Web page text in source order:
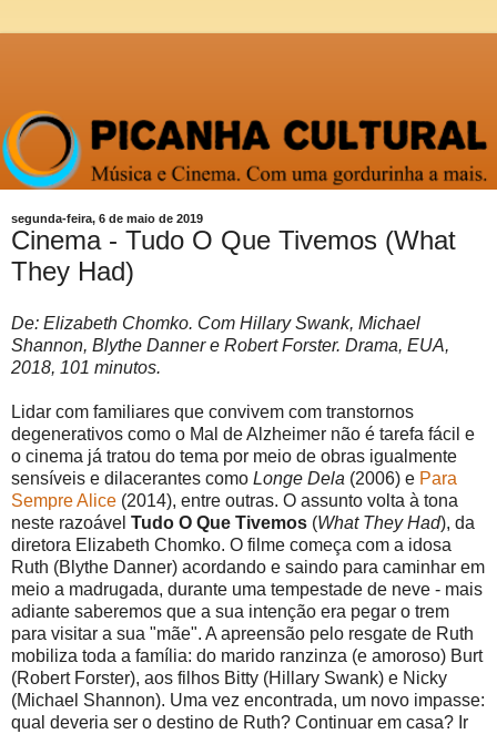
segunda-feira, 6 de maio de 2019
Cinema - Tudo O Que Tivemos (What
They Had)
De: Elizabeth Chomko. Com Hillary Swank, Michael
Shannon, Blythe Danner e Robert Forster. Drama, EUA,
2018, 101 minutos.
Lidar com familiares que convivem com transtornos
degenerativos como o Mal de Alzheimer não é tarefa fácil e
o cinema já tratou do tema por meio de obras igualmente
sensíveis e dilacerantes como Longe Dela (2006) e Para
Sempre Alice (2014), entre outras. O assunto volta à tona
neste razoável Tudo O Que Tivemos (What They Had), da
diretora Elizabeth Chomko. O filme começa com a idosa
Ruth (Blythe Danner) acordando e saindo para caminhar em
meio a madrugada, durante uma tempestade de neve - mais
adiante saberemos que a sua intenção era pegar o trem
para visitar a sua "mãe". A apreensão pelo resgate de Ruth
mobiliza toda a família: do marido ranzinza (e amoroso) Burt
(Robert Forster), aos filhos Bitty (Hillary Swank) e Nicky
(Michael Shannon). Uma vez encontrada, um novo impasse:
qual deveria ser o destino de Ruth? Continuar em casa? Ir